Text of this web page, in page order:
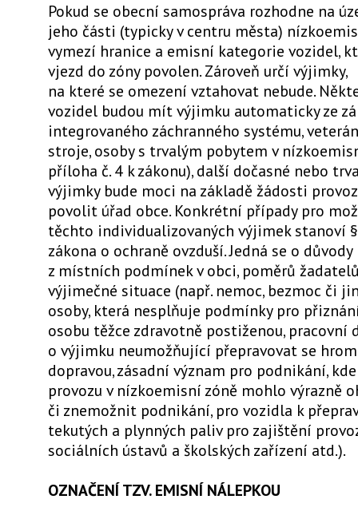
Pokud se obecní samospráva rozhodne na
jeho části (typicky v centru města)
vymezí hranice a emisní kategorie vozidel,
vjezd do zóny povolen. Zároveň určí výjimky,
na které se omezení vztahovat nebude.
vozidel budou mít výjimku automaticky ze
integrovaného záchranného systému,
stroje, osoby s trvalým pobytem v
příloha č. 4 k zákonu), další dočasné nebo
výjimky bude moci na základě žádosti
povolit úřad obce. Konkrétní případy pro
těchto individualizovaných výjimek stanoví
zákona o ochraně ovzduší. Jedná se o
z místních podmínek v obci, poměrů
výjimečné situace (např. nemoc, bezmoc či
osoby, která nesplňuje podmínky pro
osobu těžce zdravotně postiženou, pracovní
o výjimku neumožňující přepravovat se
dopravou, zásadní význam pro podnikání,
provozu v nízkoemisní zóně mohlo výrazně
či znemožnit podnikání, pro vozidla k
tekutých a plynných paliv pro zajištění
sociálních ústavů a školských zařízení atd.).
OZNAČENÍ TZV. EMISNÍ NÁLEPKOU